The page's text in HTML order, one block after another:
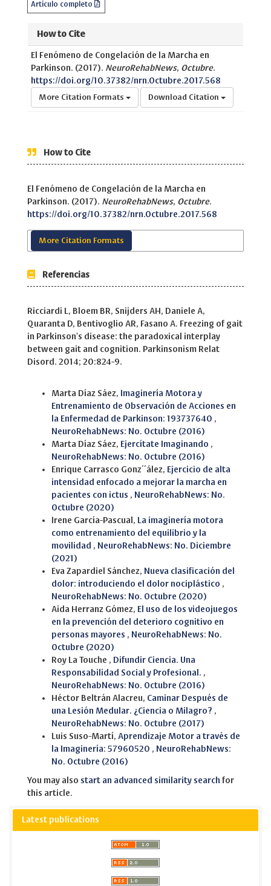
Artículo completo
How to Cite
El Fenómeno de Congelación de la Marcha en
Parkinson. (2017). NeuroRehabNews, Octubre.
https://doi.org/10.37382/nrn.Octubre.2017.568
More Citation Formats Download Citation
How to Cite
El Fenómeno de Congelación de la Marcha en
Parkinson. (2017). NeuroRehabNews, Octubre.
https://doi.org/10.37382/nrn.Octubre.2017.568
More Citation Formats
Referencias
Ricciardi L, Bloem BR, Snijders AH, Daniele A,
Quaranta D, Bentivoglio AR, Fasano A. Freezing of gait
in Parkinson's disease: the paradoxical interplay
between gait and cognition. Parkinsonism Relat
Disord. 2014; 20:824-9.
Marta Díaz Sáez, Imaginería Motora y
Entrenamiento de Observación de Acciones en
la Enfermedad de Parkinson: 193737640 ,
NeuroRehabNews: No. Octubre (2016)
Marta Díaz Sáez, Ejercítate Imaginando ,
NeuroRehabNews: No. Octubre (2016)
Enrique Carrasco Gonz´´ález, Ejercicio de alta
intensidad enfocado a mejorar la marcha en
pacientes con ictus , NeuroRehabNews: No.
Octubre (2020)
Irene García-Pascual, La imaginería motora
como entrenamiento del equilibrio y la
movilidad , NeuroRehabNews: No. Diciembre
(2021)
Eva Zapardiel Sánchez, Nueva clasificación del
dolor: introduciendo el dolor nociplástico ,
NeuroRehabNews: No. Octubre (2020)
Aida Herranz Gómez, El uso de los videojuegos
en la prevención del deterioro cognitivo en
personas mayores , NeuroRehabNews: No.
Octubre (2020)
Roy La Touche , Difundir Ciencia. Una
Responsabilidad Social y Profesional. ,
NeuroRehabNews: No. Octubre (2016)
Héctor Beltrán Alacreu, Caminar Después de
una Lesión Medular. ¿Ciencia o Milagro? ,
NeuroRehabNews: No. Octubre (2017)
Luis Suso-Martí, Aprendizaje Motor a través de
la Imaginería: 57960520 , NeuroRehabNews:
No. Octubre (2016)
You may also start an advanced similarity search for
this article.
Latest publications